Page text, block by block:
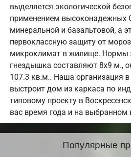
выделяется экологической
применением высоконадежных
минеральной и базальтовой, а
первоклассную защиту от
микроклимат в жилище. Нормы
гнездышка составляют 8х9 м.,
107.3 кв.м.. Наша организация
выстроит дом из каркаса по
типовому проекту в
вас время года и на выбранном
Популярные